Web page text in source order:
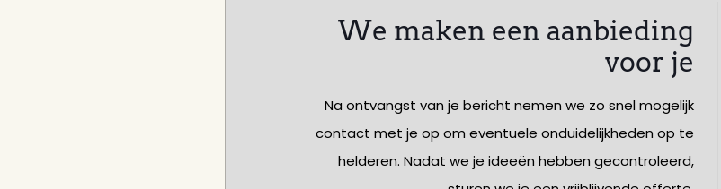
We maken een aanbieding
voor je
Na ontvangst van je bericht nemen we zo snel mogelijk
contact met je op om eventuele onduidelijkheden op te
helderen. Nadat we je ideeën hebben gecontroleerd,